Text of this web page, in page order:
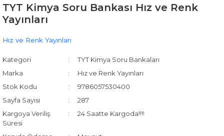
TYT Kimya Soru Bankası Hız ve Renk
Yayınları
Hız ve Renk Yayınları
Kategori
TYT Kimya Soru Bankaları
Marka
Hız ve Renk Yayınları
Stok Kodu
9786057530400
Sayfa Sayısı
287
Kargoya Veriliş
Süresi
24 Saatte Kargoda!!!!